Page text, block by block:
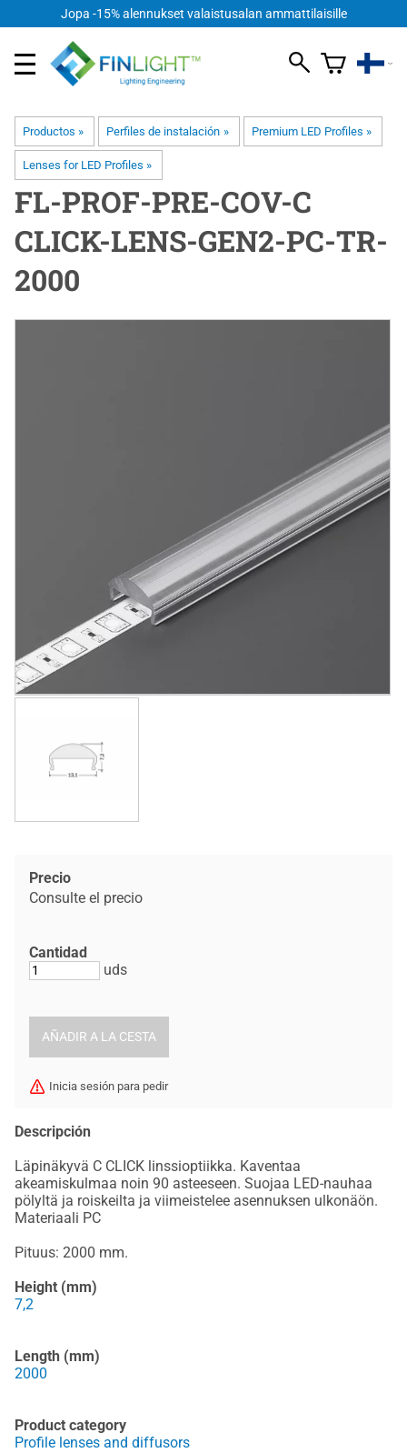
Jopa -15% alennukset valaistusalan ammattilaisille
Productos ‪» Perfiles de instalación ‪» Premium LED Profiles ‪»
Lenses for LED Profiles ‪»
FL-PROF-PRE-COV-C
CLICK-LENS-GEN2-PC-TR-
2000
Precio
Consulte el precio
Cantidad
uds
Inicia sesión para pedir
Descripción
Läpinäkyvä C CLICK linssioptiikka. Kaventaa
akeamiskulmaa noin 90 asteeseen. Suojaa LED-nauhaa
pölyltä ja roiskeilta ja viimeistelee asennuksen ulkonäön.
Materiaali PC
Pituus: 2000 mm.
Height (mm)
7,2
Length (mm)
2000
Product category
Profile lenses and diffusors